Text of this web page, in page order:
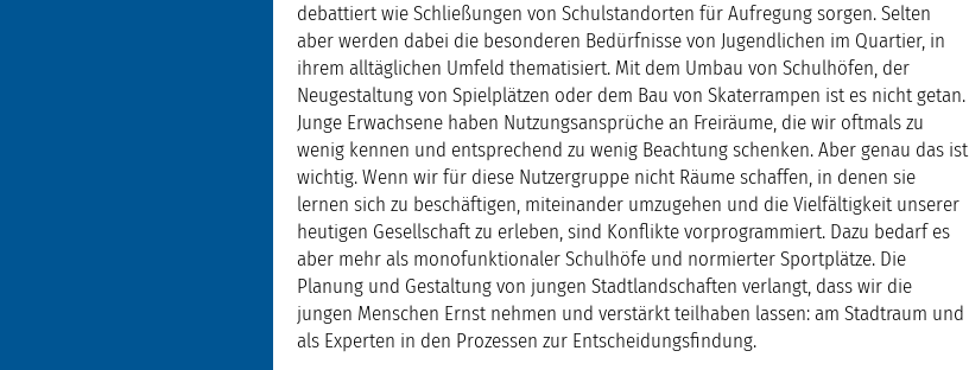
debattiert wie Schließungen von Schulstandorten für Aufregung sorgen. Selten
aber werden dabei die besonderen Bedürfnisse von Jugendlichen im Quartier, in
ihrem alltäglichen Umfeld thematisiert. Mit dem Umbau von Schulhöfen, der
Neugestaltung von Spielplätzen oder dem Bau von Skaterrampen ist es nicht getan.
Junge Erwachsene haben Nutzungsansprüche an Freiräume, die wir oftmals zu
wenig kennen und entsprechend zu wenig Beachtung schenken. Aber genau das ist
wichtig. Wenn wir für diese Nutzergruppe nicht Räume schaffen, in denen sie
lernen sich zu beschäftigen, miteinander umzugehen und die Vielfältigkeit unserer
heutigen Gesellschaft zu erleben, sind Konflikte vorprogrammiert. Dazu bedarf es
aber mehr als monofunktionaler Schulhöfe und normierter Sportplätze. Die
Planung und Gestaltung von jungen Stadtlandschaften verlangt, dass wir die
jungen Menschen Ernst nehmen und verstärkt teilhaben lassen: am Stadtraum und
als Experten in den Prozessen zur Entscheidungsfindung.